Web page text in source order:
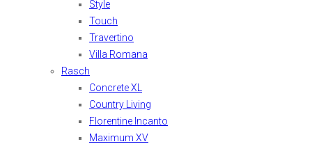
Style
Touch
Travertino
Villa Romana
Rasch
Concrete XL
Country Living
Florentine Incanto
Maximum XV